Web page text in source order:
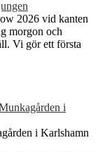
2026 vid kanten
morgon och
Vi gör ett första
i
i Karlshamn